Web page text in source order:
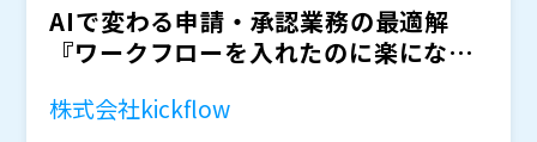
AIで変わる申請・承認業務の最適解
『ワークフローを入れたのに楽になら
株式会社kickflow